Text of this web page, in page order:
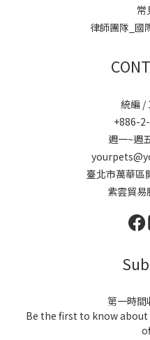
常
律師團隊_國
統編 /
+886-
週一~週
臺北市萬華區
紫雲貿易
第一時間
Be the first to know